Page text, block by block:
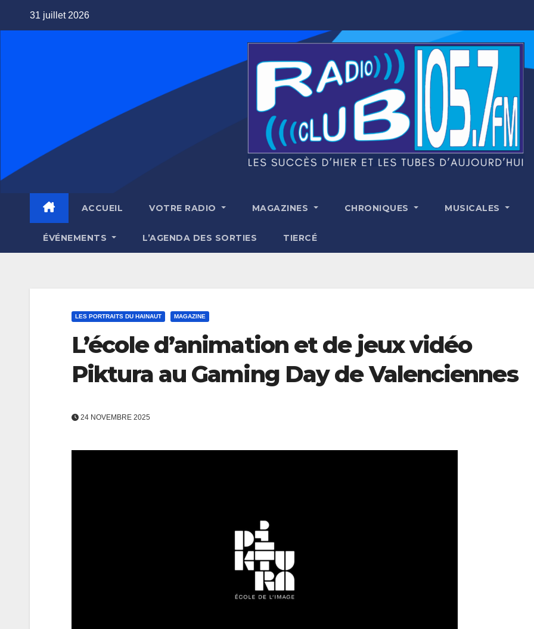
31 juillet 2026
ACCUEIL VOTRE RADIO MAGAZINES CHRONIQUES MUSICALES
ÉVÉNEMENTS L’AGENDA DES SORTIES TIERCÉ
LES PORTRAITS DU HAINAUT MAGAZINE
L’école d’animation et de jeux vidéo
Piktura au Gaming Day de Valenciennes
24 NOVEMBRE 2025